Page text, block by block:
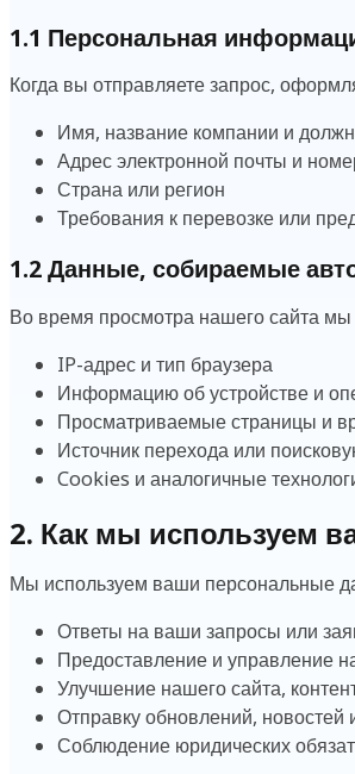
1.1 Персональная
Когда вы отправляете запрос,
Имя, название компании и
Адрес электронной почты и
Страна или регион
Требования к перевозке или
1.2 Данные, собираемые
Во время просмотра нашего сайта
IP-адрес и тип браузера
Информацию об устройстве и
Просматриваемые страницы и
Источник перехода или
Cookies и аналогичные
2. Как мы используем
Мы используем ваши персональные
Ответы на ваши запросы или
Предоставление и управление
Улучшение нашего сайта,
Отправку обновлений, новостей
Соблюдение юридических